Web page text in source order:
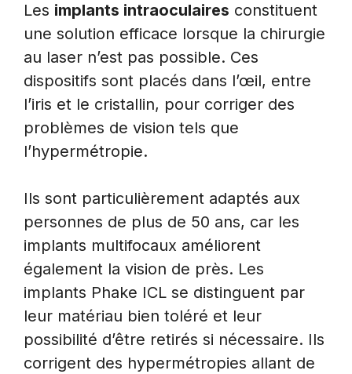
Les implants intraoculaires constituent
une solution efficace lorsque la chirurgie
au laser n’est pas possible. Ces
dispositifs sont placés dans l’œil, entre
l’iris et le cristallin, pour corriger des
problèmes de vision tels que
l’hypermétropie.
Ils sont particulièrement adaptés aux
personnes de plus de 50 ans, car les
implants multifocaux améliorent
également la vision de près. Les
implants Phake ICL se distinguent par
leur matériau bien toléré et leur
possibilité d’être retirés si nécessaire. Ils
corrigent des hypermétropies allant de